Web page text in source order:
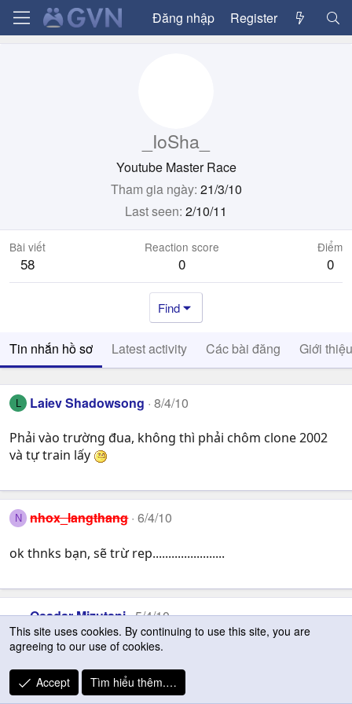
Đăng nhập Register
_IoSha_
Youtube Master Race
Tham gia ngày 21/3/10
Last seen 2/10/11
Bài viết
58
Reaction score
0
Điểm
0
Find
Tin nhắn hồ sơ Latest activity Các bài đăng Giới thiệu
L Laiev Shadowsong 8/4/10
Phải vào trường đua, không thì phải chôm clone 2002
và tự train lấy
N nhox_langthang 6/4/10
ok thnks bạn, sẽ trừ rep.......................
Osadar Mizutani 5/4/10
cậu ơi hỏi cái h cái ổ C của tớ full , h muốn thêm vài GB
từ ổ khác qua được không
This site uses cookies. By continuing to use this site, you are
agreeing to our use of cookies.
Accept Tìm hiểu thêm.…